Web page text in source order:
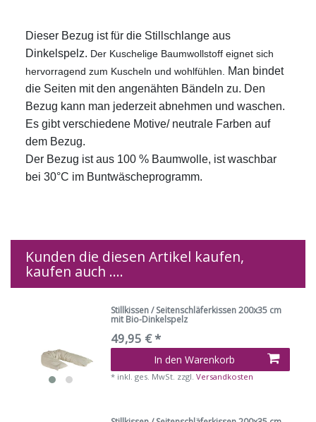
Dieser Bezug ist für die Stillschlange aus
Dinkelspelz. Der Kuschelige Baumwollstoff eignet sich
hervorragend zum Kuscheln und wohlfühlen.
Man bindet
die Seiten mit den angenähten Bändeln zu. Den
Bezug kann man jederzeit abnehmen und waschen.
Es gibt verschiedene Motive/ neutrale Farben auf
dem Bezug.
Der Bezug ist aus 100 % Baumwolle, ist waschbar
bei 30°C im Buntwäscheprogramm.
Kunden die diesen Artikel kaufen,
kaufen auch ....
Stillkissen / Seitenschläferkissen 200x35 cm
mit Bio-Dinkelspelz
49,95 € *
In den Warenkorb
* inkl. ges. MwSt. zzgl.Versandkosten